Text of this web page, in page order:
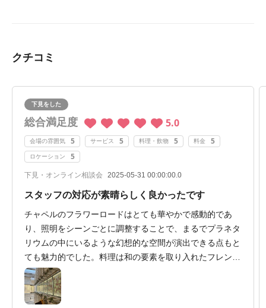
クチコミ
下見をした
総合満足度 5.0
会場の雰囲気 5 サービス 5 料理・飲物 5 料金 5
ロケーション 5
下見・オンライン相談会 2025-05-31 00:00:00.0
スタッフの対応が素晴らしく良かったです
チャペルのフラワーロードはとても華やかで感動的であ
り、照明をシーンごとに調整することで、まるでプラネタ
リウムの中にいるような幻想的な空間が演出できる点もと
ても魅力的でした。料理は和の要素を取り入れたフレンチ
で、日本人の口に合いやすく、どの年代のゲストにも喜ば
れる味わいだと感じました。披露宴会場はフロアをまるご
と貸し切ることができるため、食事会の際にも周囲を気に